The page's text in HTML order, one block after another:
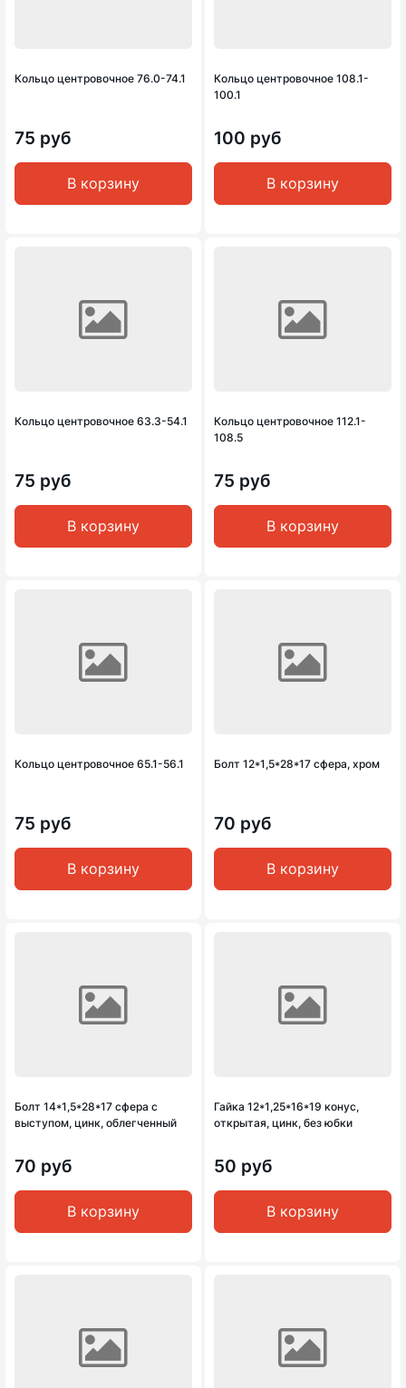
Кольцо центровочное 76.0-74.1
75 руб
В корзину
Кольцо центровочное 108.1-
100.1
100 руб
В корзину
Кольцо центровочное 63.3-54.1
75 руб
В корзину
Кольцо центровочное 112.1-
108.5
75 руб
В корзину
Кольцо центровочное 65.1-56.1
75 руб
В корзину
Болт 12*1,5*28*17 сфера, хром
70 руб
В корзину
Болт 14*1,5*28*17 сфера с
выступом, цинк, облегченный
70 руб
В корзину
Гайка 12*1,25*16*19 конус,
открытая, цинк, без юбки
50 руб
В корзину